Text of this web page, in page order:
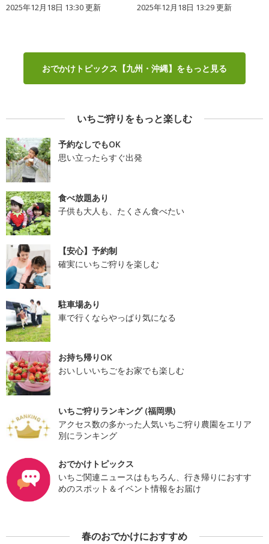
2025年12月18日 13:30 更新 2025年12月18日 13:29 更新
おでかけトピックス【九州・沖縄】をもっと見る
いちご狩りをもっと楽しむ
予約なしでもOK
思い立ったらすぐ出発
食べ放題あり
子供も大人も、たくさん食べたい
【安心】予約制
確実にいちご狩りを楽しむ
駐車場あり
車で行くならやっぱり気になる
お持ち帰りOK
おいしいいちごをお家でも楽しむ
いちご狩りランキング (福岡県)
アクセス数の多かった人気いちご狩り農園をエリア
別にランキング
おでかけトピックス
いちご関連ニュースはもちろん、行き帰りにおすす
めのスポット＆イベント情報をお届け
春のおでかけにおすすめ